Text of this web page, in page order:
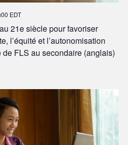
21e siècle pour favoriser
l’équité et l’autonomisation
FLS au secondaire (anglais)
EDT